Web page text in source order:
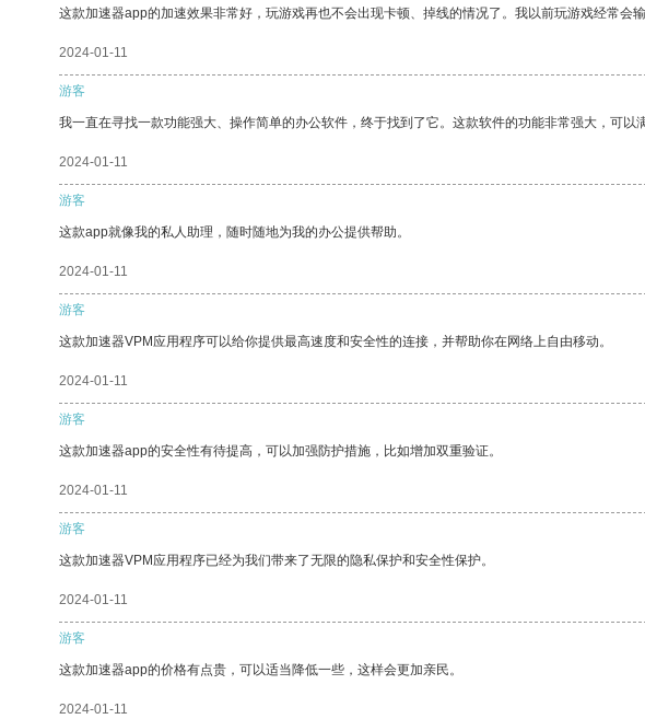
这款加速器app的加速效果非常好，玩游戏再也不会出现卡顿、掉线的情况了。我以前玩游戏经常会
2024-01-11
游客
我一直在寻找一款功能强大、操作简单的办公软件，终于找到了它。这款软件的功能非常强大，可以
2024-01-11
游客
这款app就像我的私人助理，随时随地为我的办公提供帮助。
2024-01-11
游客
这款加速器VPM应用程序可以给你提供最高速度和安全性的连接，并帮助你在网络上自由移动。
2024-01-11
游客
这款加速器app的安全性有待提高，可以加强防护措施，比如增加双重验证。
2024-01-11
游客
这款加速器VPM应用程序已经为我们带来了无限的隐私保护和安全性保护。
2024-01-11
游客
这款加速器app的价格有点贵，可以适当降低一些，这样会更加亲民。
2024-01-11